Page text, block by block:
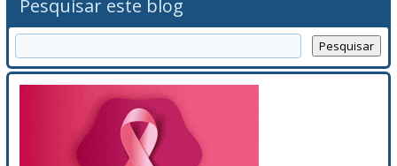
Pesquisar este blog